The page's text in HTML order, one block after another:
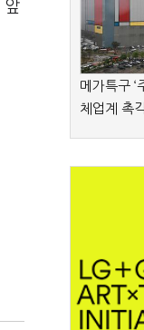
앞
메가특구
체업계 촉